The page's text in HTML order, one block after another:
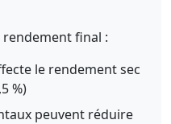
final :
le rendement sec
%)
peuvent réduire